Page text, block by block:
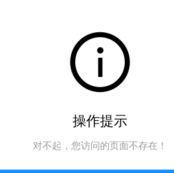
操作提示
对不起，您访问的页面不存在！